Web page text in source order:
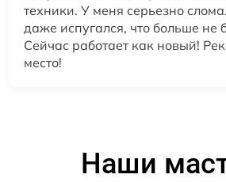
техники. У меня серьезно
даже испугался, что больше не
Сейчас работает как новый!
место!
Наши